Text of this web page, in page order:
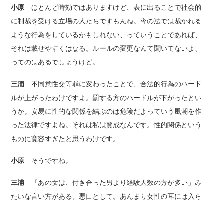
小原 ほとんど時効ではありますけど、表に出ることで社会的
に制裁を受ける立場の人たちですもんね。今の法では裁かれる
ような行為をしているかもしれない、っていうことであれば、
それは載せやすくはなる。ルールの変更なんて聞いてないよ、
ってのはあるでしょうけど。
三浦 不同意性交等罪に変わったことで、合法的行為のハード
ルが上がったわけですよ。罰する方のハードルが下がったとい
うか。安易に性的な関係を結ぶのは危険だよっていう風潮を作
った法律ですよね。それは私は賛成なんです。性的関係という
ものに寛容すぎたと思うわけです。
小原 そうですね。
三浦 「あの女は、付き合った男より経験人数の方が多い」み
たいな言い方がある。悪口として。あんまり女性の耳には入ら